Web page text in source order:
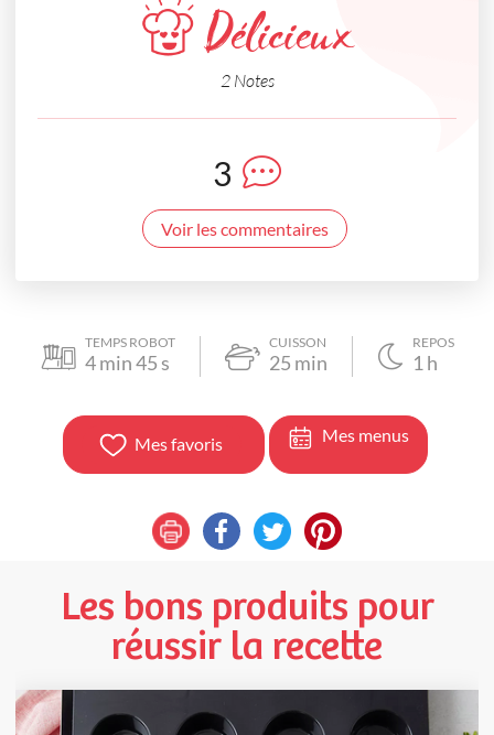
Délicieux
2 Notes
3
Voir les commentaires
TEMPS ROBOT
4min45 s
CUISSON
25 min
REPOS
1 h
Mes favoris Mes menus
Les bons produits pour
réussir la recette